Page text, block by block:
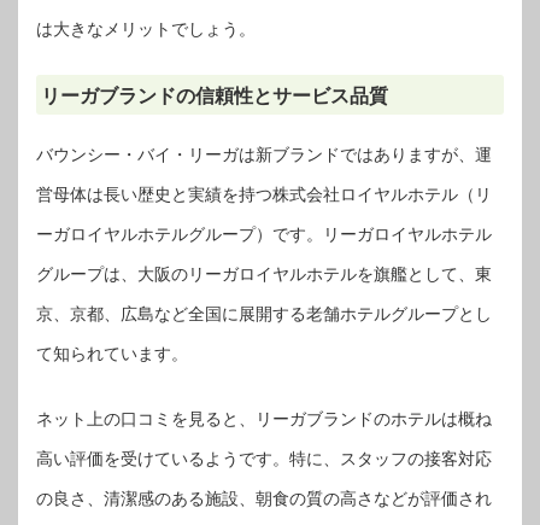
は大きなメリットでしょう。
リーガブランドの信頼性とサービス品質
バウンシー・バイ・リーガは新ブランドではありますが、運
営母体は長い歴史と実績を持つ株式会社ロイヤルホテル（リ
ーガロイヤルホテルグループ）です。リーガロイヤルホテル
グループは、大阪のリーガロイヤルホテルを旗艦として、東
京、京都、広島など全国に展開する老舗ホテルグループとし
て知られています。
ネット上の口コミを見ると、リーガブランドのホテルは概ね
高い評価を受けているようです。特に、スタッフの接客対応
の良さ、清潔感のある施設、朝食の質の高さなどが評価され